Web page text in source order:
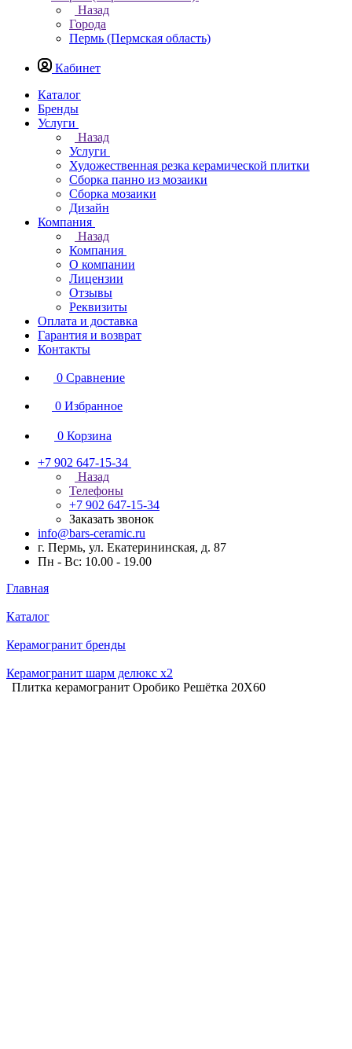
Назад
Города
Пермь (Пермская область)
Кабинет
Каталог
Бренды
Услуги
Назад
Услуги
Художественная резка керамической плитки
Сборка панно из мозаики
Сборка мозаики
Дизайн
Компания
Назад
Компания
О компании
Лицензии
Отзывы
Реквизиты
Оплата и доставка
Гарантия и возврат
Контакты
0 Сравнение
0 Избранное
0 Корзина
+7 902 647-15-34
Назад
Телефоны
+7 902 647-15-34
Заказать звонок
info@bars-ceramic.ru
г. Пермь, ул. Екатерининская, д. 87
Пн - Вс: 10.00 - 19.00
Главная
Каталог
Керамогранит бренды
Керамогранит шарм делюкс x2
Плитка керамогранит Оробико Решётка 20X60